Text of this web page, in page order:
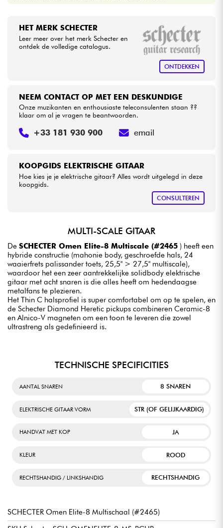
HET MERK SCHECTER
Leer meer over het merk Schecter en
ontdek de volledige catalogus.
ONTDEKKEN
KOOPGIDS ELEKTRISCHE GITAAR
Hoe kies je je elektrische gitaar? Alles wordt uitgelegd in deze
koopgids.
CONSULTEREN
NEEM CONTACT OP MET EEN DESKUNDIGE
Onze muzikanten en enthousiaste teleconsulenten staan ??
klaar om al je vragen te beantwoorden.
+33 181 930 900 email
MULTI-SCALE GITAAR
De SCHECTER Omen Elite-8 Multiscale (#2465 ) heeft een
hybride constructie (mahonie body, geschroefde hals, 24
waaierfrets palissander toets, 25,5" > 27,5" multiscale),
waardoor het een zeer aantrekkelijke solidbody elektrische
gitaar met acht snaren is die alles heeft om hedendaagse
metalfans te plezieren.
Het Thin C halsprofiel is super comfortabel om op te spelen, en
de Schecter Diamond Heretic pickups combineren Ceramic-8
en Alnico-V magneten om een toon te leveren die zowel
ultrastreng als gedefinieerd is.
TECHNISCHE SPECIFICITIES
AANTAL SNAREN 8 SNAREN
ELEKTRISCHE GITAAR VORM STR (OF GELIJKAARDIG)
HANDVAT MET KOP JA
KLEUR ROOD
RECHTSHANDIG / LINKSHANDIG RECHTSHANDIG
SCHECTER Omen Elite-8 Multischaal (#2465)